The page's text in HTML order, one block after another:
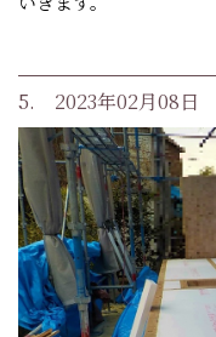
5. 2023年02月08日